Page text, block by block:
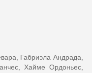
Габриэла Андрада,
Хайме Ордоньес,